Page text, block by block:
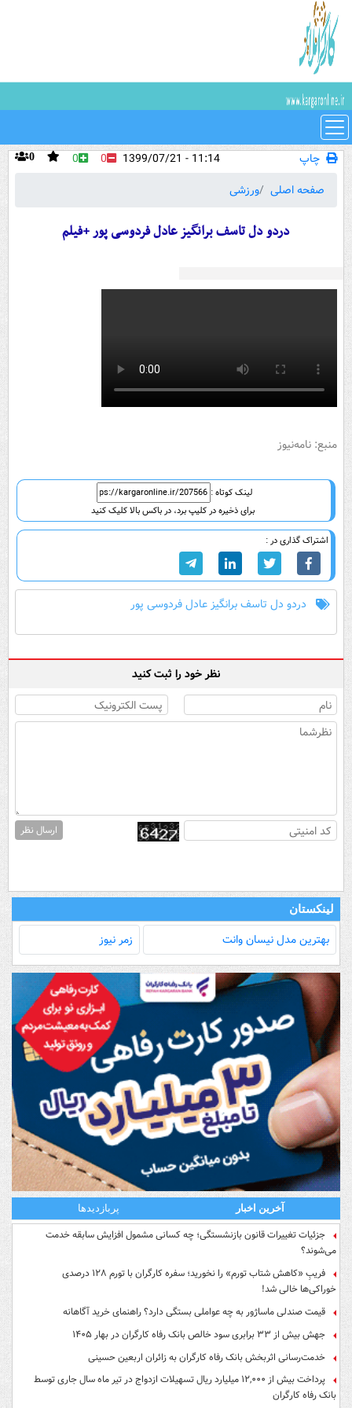
چاپ 0 0 0
11:14 - 1399/07/21
صفحه اصلی
ورزشی
دردو دل تاسف برانگیز عادل فردوسی پور +فیلم
منبع: نامه‌نیوز
لینک کوتاه :
برای ذخیره در کلیپ برد، در باکس بالا کلیک کنید
اشتراک گذاری در :
دردو دل تاسف برانگیز عادل فردوسی پور
نظر خود را ثبت کنید
ارسال نظر
لینکستان
بهترین مدل‌ نیسان وانت زمر نیوز
آخرین اخبار پربازدیدها
جزئیات تغییرات قانون بازنشستگی؛ چه کسانی مشمول افزایش سابقه خدمت
می‌شوند؟
فریبِ «کاهش شتاب تورم» را نخورید؛ سفره کارگران با تورم ۱۲۸ درصدی
خوراکی‌ها خالی شد!
قیمت صندلی ماساژور به چه عواملی بستگی دارد؟ راهنمای خرید آگاهانه
جهش بیش از ۳۳ برابری سود خالص بانک رفاه کارگران در بهار ۱۴۰۵
خدمت‌رسانی اثربخش بانک رفاه کارگران به زائران اربعین حسینی
پرداخت بیش از ۱۲,۰۰۰ میلیارد ریال تسهیلات ازدواج در تیر ماه سال جاری توسط
بانک رفاه کارگران